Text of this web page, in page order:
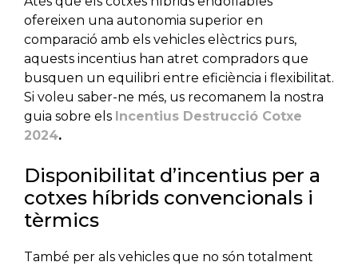
ofereixen una autonomia superior en
comparació amb els vehicles elèctrics purs,
aquests incentius han atret compradors que
busquen un equilibri entre eficiència i flexibilitat.
Si voleu saber-ne més, us recomanem la nostra
guia sobre els Incentius Destrucció Cotxe
2024.
Disponibilitat d’incentius per a
cotxes híbrids convencionals i
tèrmics
També per als vehicles que no són totalment